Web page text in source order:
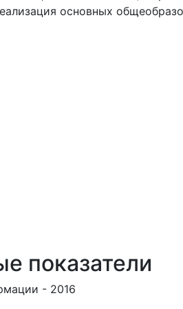
основных
показатели
- 2016